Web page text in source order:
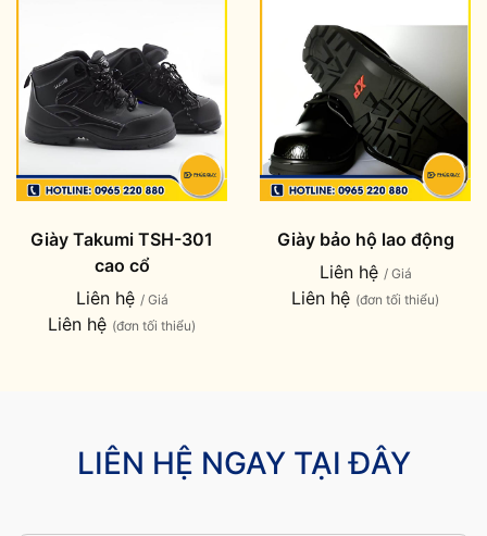
Giày Takumi TSH-301
cao cổ
Liên hệ / Giá
Liên hệ (đơn tối thiểu)
Giày bảo hộ lao động
Liên hệ / Giá
Liên hệ (đơn tối thiểu)
LIÊN HỆ NGAY TẠI ĐÂY